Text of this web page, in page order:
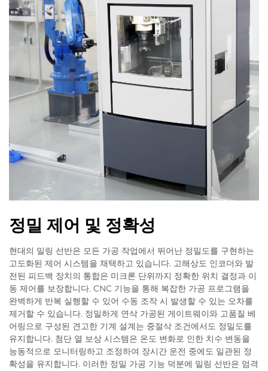
정밀 제어 및 정확성
현대의 밀링 선반은 모든 가공 작업에서 뛰어난 정밀도를 구현하는
고도화된 제어 시스템을 채택하고 있습니다. 고해상도 인코더와 발
전된 피드백 장치의 통합은 미크론 단위까지 정확한 위치 결정과 이
동 제어를 보장합니다. CNC 기능을 통해 복잡한 가공 프로그램을
완벽하게 반복 실행할 수 있어 수동 조작 시 발생할 수 있는 오차를
제거할 수 있습니다. 정밀하게 연삭 가공된 게이트웨이와 고품질 베
어링으로 구성된 견고한 기계 설계는 중절삭 조건에서도 정밀도를
유지합니다. 첨단 열 보상 시스템은 온도 변화로 인한 치수 변동을
능동적으로 모니터링하고 조정하여 장시간 운전 중에도 일관된 정
확성을 유지합니다. 이러한 정밀 가공 기능 덕분에 밀링 선반은 엄격